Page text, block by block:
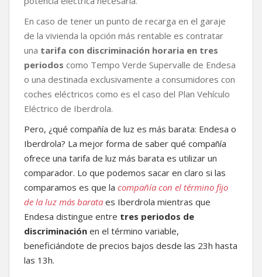
En caso de tener un punto de recarga en el garaje
de la vivienda la opción más rentable es contratar
una tarifa con discriminación horaria en tres
periodos como Tempo Verde Supervalle de Endesa
o una destinada exclusivamente a consumidores con
coches eléctricos como es el caso del Plan Vehículo
Eléctrico de Iberdrola.
Pero, ¿qué compañía de luz es más barata: Endesa o
Iberdrola? La mejor forma de saber qué compañía
ofrece una tarifa de luz más barata es utilizar un
comparador. Lo que podemos sacar en claro si las
comparamos es que la compañía con el término fijo
de la luz más barata es Iberdrola mientras que
Endesa distingue entre tres periodos de
discriminación en el término variable,
beneficiándote de precios bajos desde las 23h hasta
las 13h.